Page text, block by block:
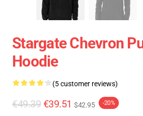
Stargate Chevron
Hoodie
(5 customer reviews)
€49.39 €39.51 $42.95 -20%